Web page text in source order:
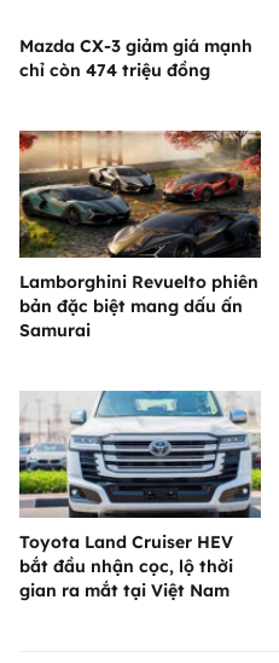
Mazda CX-3 giảm giá mạnh
chỉ còn 474 triệu đồng
Lamborghini Revuelto phiên
bản đặc biệt mang dấu ấn
Samurai
Toyota Land Cruiser HEV
bắt đầu nhận cọc, lộ thời
gian ra mắt tại Việt Nam